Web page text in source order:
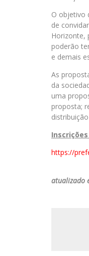
O objetivo
de
Horizonte,
poderão
e demais
As
da
uma
proposta;
https://
atualizado